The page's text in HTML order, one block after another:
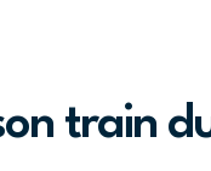
train